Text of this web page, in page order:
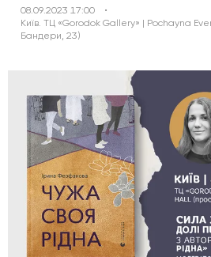
08.09.2023 17:00
•
Київ. ТЦ «Gorodok Gallery» | Pochayna
Бандери, 23)